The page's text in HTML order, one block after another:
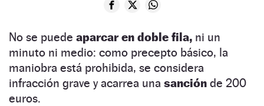
No se puede aparcar en doble fila, ni un
minuto ni medio: como precepto básico, la
maniobra está prohibida, se considera
infracción grave y acarrea una sanción de 200
euros.